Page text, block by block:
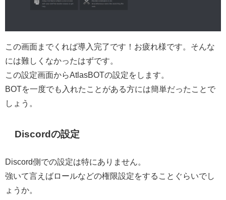
この画面までくれば導入完了です！お疲れ様です。そんな
には難しくなかったはずです。
この設定画面からAtlasBOTの設定をします。
BOTを一度でも入れたことがある方には簡単だったことで
しょう。
Discordの設定
Discord側での設定は特にありません。
強いて言えばロールなどの権限設定をすることぐらいでし
ょうか。